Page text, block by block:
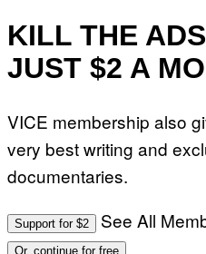
KILL THE
JUST $2 A
VICE membership also
very best writing and
documentaries.
Support for $2 See All
Or, continue for free